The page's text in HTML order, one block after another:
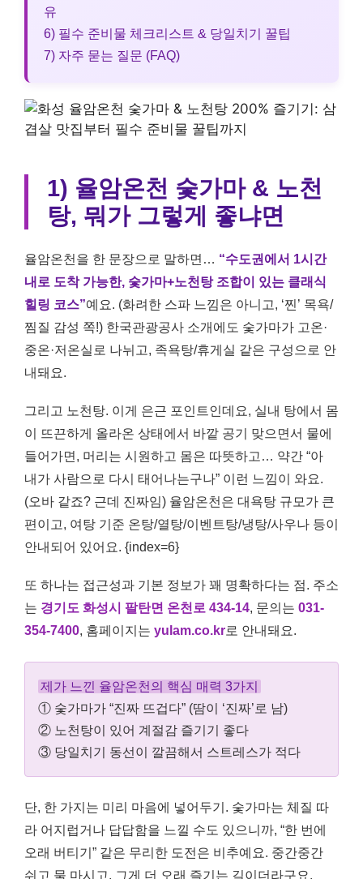
유
6) 필수 준비물 체크리스트 & 당일치기 꿀팁
7) 자주 묻는 질문 (FAQ)
1) 율암온천 숯가마 & 노천
탕, 뭐가 그렇게 좋냐면
율암온천을 한 문장으로 말하면… “수도권에서 1시간
내로 도착 가능한, 숯가마+노천탕 조합이 있는 클래식
힐링 코스”예요. (화려한 스파 느낌은 아니고, ‘찐’ 목욕/
찜질 감성 쪽!) 한국관광공사 소개에도 숯가마가 고온·
중온·저온실로 나뉘고, 족욕탕/휴게실 같은 구성으로 안
내돼요.
그리고 노천탕. 이게 은근 포인트인데요, 실내 탕에서 몸
이 뜨끈하게 올라온 상태에서 바깥 공기 맞으면서 물에
들어가면, 머리는 시원하고 몸은 따뜻하고… 약간 “아
내가 사람으로 다시 태어나는구나” 이런 느낌이 와요.
(오바 같죠? 근데 진짜임) 율암온천은 대욕탕 규모가 큰
편이고, 여탕 기준 온탕/열탕/이벤트탕/냉탕/사우나 등이
안내되어 있어요. {index=6}
또 하나는 접근성과 기본 정보가 꽤 명확하다는 점. 주소
는 경기도 화성시 팔탄면 온천로 434-14, 문의는 031-
354-7400, 홈페이지는 yulam.co.kr로 안내돼요.
제가 느낀 율암온천의 핵심 매력 3가지
① 숯가마가 “진짜 뜨겁다” (땀이 ‘진짜’로 남)
② 노천탕이 있어 계절감 즐기기 좋다
③ 당일치기 동선이 깔끔해서 스트레스가 적다
단, 한 가지는 미리 마음에 넣어두기. 숯가마는 체질 따
라 어지럽거나 답답함을 느낄 수도 있으니까, “한 번에
오래 버티기” 같은 무리한 도전은 비추예요. 중간중간
쉬고 물 마시고, 그게 더 오래 즐기는 길이더라구요.